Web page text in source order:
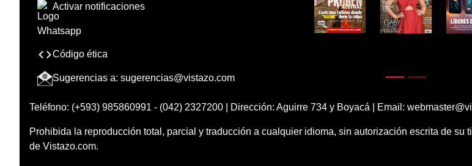
Activar notificaciones
Código ética
Sugerencias a: sugerencias@vistazo.com
Teléfono: (+593) 985860991 - (042) 2327200 | Dirección: Aguirre 734 y Boyacá | Email:
Prohibida la reproducción total, parcial y traducción a cualquier idioma, sin autorización escrita de su
de Vistazo.com.